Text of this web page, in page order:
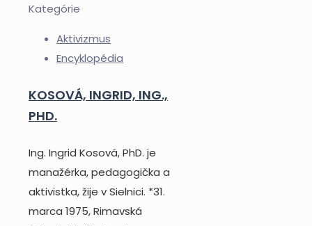
Kategórie
Aktivizmus
Encyklopédia
KOSOVÁ, INGRID, ING.,
PHD.
Ing. Ingrid Kosová, PhD. je
manažérka, pedagogička a
aktivistka, žije v Sielnici. *31.
marca 1975, Rimavská